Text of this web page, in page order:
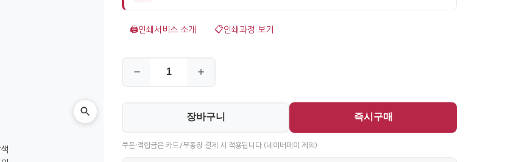
🖨️인쇄서비스 소개 📋인쇄과정 보기
장바구니 즉시구매
쿠폰·적립금은 카드/무통장 결제 시 적용됩니다 (네이버페이 제외)